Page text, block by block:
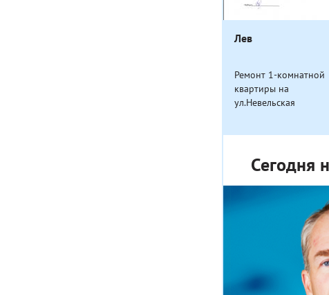
Лев
Ремонт 1-комнатной
квартиры на
ул.Невельская
Сегодня